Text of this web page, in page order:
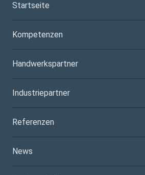
Startseite
Kompetenzen
Handwerkspartner
Industriepartner
Referenzen
News